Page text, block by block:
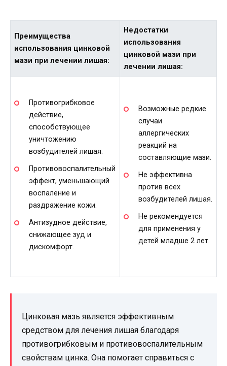
Преимущества
использования цинковой
мази при лечении лишая:
Недостатки
использования
цинковой мази при
лечении лишая:
Противогрибковое
действие,
способствующее
уничтожению
возбудителей лишая.
Противовоспалительный
эффект, уменьшающий
воспаление и
раздражение кожи.
Антизудное действие,
снижающее зуд и
дискомфорт.
Возможные редкие
случаи
аллергических
реакций на
составляющие мази.
Не эффективна
против всех
возбудителей лишая.
Не рекомендуется
для применения у
детей младше 2 лет.
Цинковая мазь является эффективным
средством для лечения лишая благодаря
противогрибковым и противовоспалительным
свойствам цинка. Она помогает справиться с